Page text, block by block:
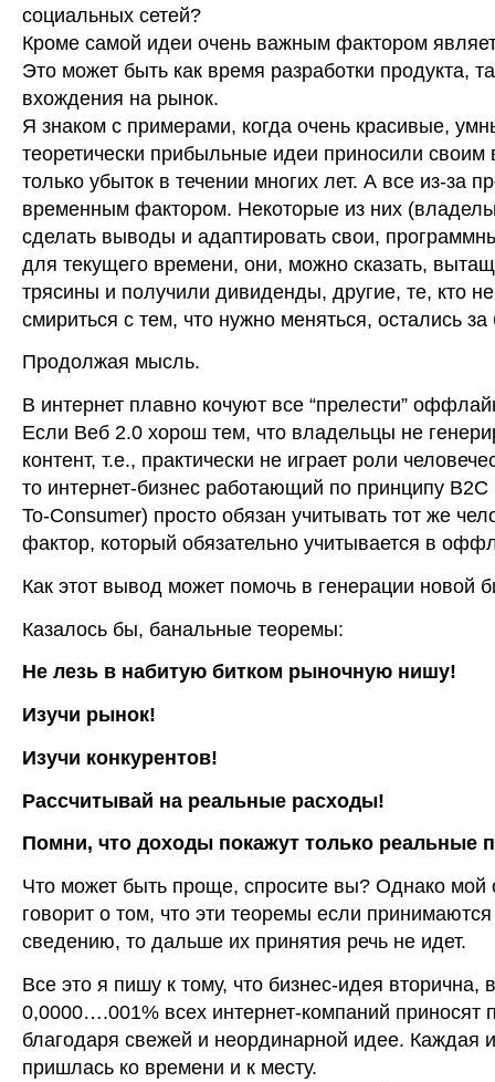
социальных сетей?
Кроме самой идеи очень важным фактором
Это может быть как время разработки продукта,
вхождения на рынок.
Я знаком с примерами, когда очень красивые,
теоретически прибыльные идеи приносили своим
только убыток в течении многих лет. А все из-за
временным фактором. Некоторые из них
сделать выводы и адаптировать свои,
для текущего времени, они, можно сказать,
трясины и получили дивиденды, другие, те, кто
смириться с тем, что нужно меняться, остались за
Продолжая мысль.
В интернет плавно кочуют все “прелести”
Если Веб 2.0 хорош тем, что владельцы не
контент, т.е., практически не играет роли
то интернет-бизнес работающий по принципу B2C
To-Consumer) просто обязан учитывать тот же
фактор, который обязательно учитывается в
Как этот вывод может помочь в генерации новой
Казалось бы, банальные теоремы:
Не лезь в набитую битком рыночную нишу!
Изучи рынок!
Изучи конкурентов!
Рассчитывай на реальные расходы!
Помни, что доходы покажут только реальные
Что может быть проще, спросите вы? Однако мой
говорит о том, что эти теоремы если принимаются
сведению, то дальше их принятия речь не идет.
Все это я пишу к тому, что бизнес-идея вторична,
0,0000….001% всех интернет-компаний приносят
благодаря свежей и неординарной идее. Каждая
пришлась ко времени и к месту.